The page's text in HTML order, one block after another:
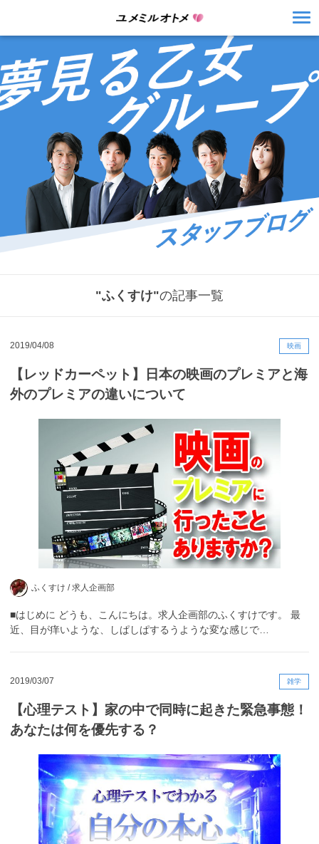
"ふくすけ"の記事一覧
2019/04/08 映画
【レッドカーペット】日本の映画のプレミアと海
外のプレミアの違いについて
ふくすけ /求人企画部
■はじめに どうも、こんにちは。求人企画部のふくすけです。 最
近、目が痒いような、しぱしぱするうような変な感じで…
2019/03/07 雑学
【心理テスト】家の中で同時に起きた緊急事態！
あなたは何を優先する？